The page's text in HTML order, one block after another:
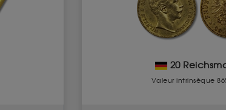
20
Valeur intrinsèque